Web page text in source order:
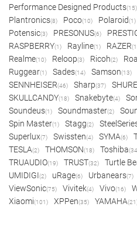
Performance Designed Products(15)
Plantronics(8) Poco(10) Polaroid(1)
Potensic(3) PRESONUS(6)
RASPBERRY(1) Rayline(1) RAZER
Realme(10) Reloop(3) Ricoh(2)
Ruggear(1) Sades(14) Samson(13)
SENNHEISER(46) Sharp(37) SHURE
SKULLCANDY(18) Snakebyte(4)
Soundeus(1) Soundmaster(2)
Spin Master(1) Stagg(2)
Superlux(7) Swissten(4) SYMA(6)
TESLA(2) THOMSON(18) Toshiba
TRUAUDIO(19) TRUST(32) Turtle
UMIDIGI(2) uRage(6) Urbanears(7)
ViewSonic(75) Vivitek(4) Vivo(16)
Xiaomi(101) XPPen(35) YAMAHA